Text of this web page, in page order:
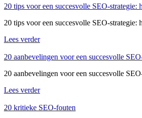
20 tips voor een succesvolle SEO-strategie:
20 tips voor een succesvolle SEO-
Lees verder
20 aanbevelingen voor een succesvolle
20 aanbevelingen voor een succesvolle
Lees verder
20 kritieke SEO-fouten